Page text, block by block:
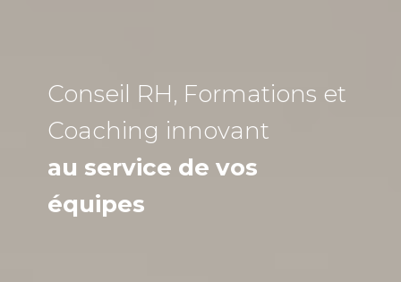
Conseil RH, Formations et
Coaching innovant
au service de vos
équipes